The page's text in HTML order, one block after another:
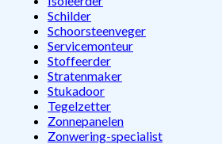
Schilder
Schoorsteenveger
Servicemonteur
Stoffeerder
Stratenmaker
Stukadoor
Tegelzetter
Zonnepanelen
Zonwering-specialist